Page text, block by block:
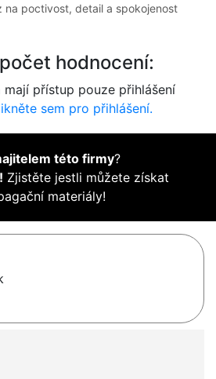
na poctivost, detail a spokojenost
hodnocení:
mají přístup pouze přihlášení
sem pro přihlášení.
této firmy?
Zjistěte jestli můžete získat
materiály!